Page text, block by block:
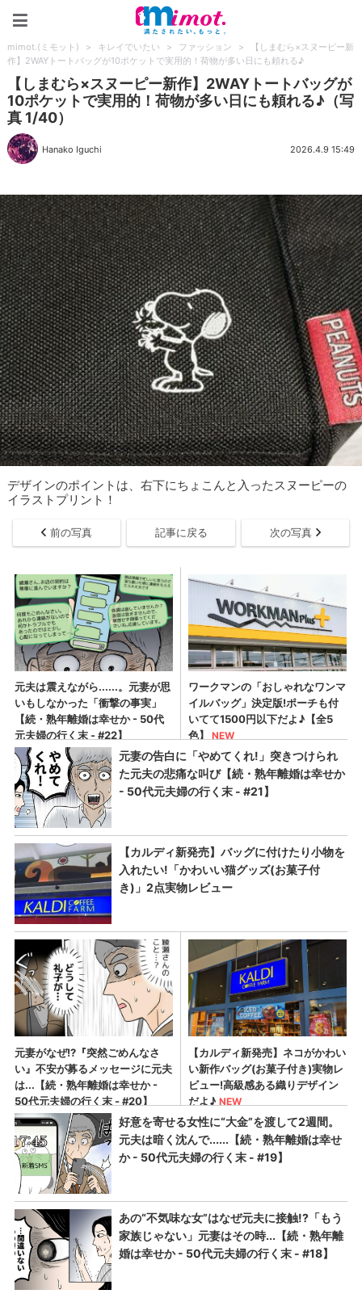
mimot.(ミモット) > キレイでいたい > ファッション >
【しまむら×スヌーピー新
作】2WAYトートバッグが10ポケットで実用的！荷物が多い日にも頼れる♪
【しまむら×スヌーピー新作】2WAYトートバッグが
10ポケットで実用的！荷物が多い日にも頼れる♪（写
真 1/40）
Hanako Iguchi 2026.4.9 15:49
デザインのポイントは、右下にちょこんと入ったスヌーピーの
イラストプリント！
前の写真 記事に戻る 次の写真